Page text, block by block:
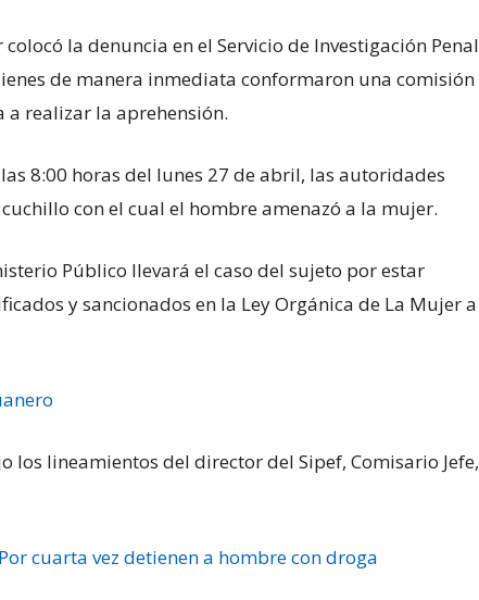
la denuncia en el Servicio de Investigación Penal
de manera inmediata conformaron una comisión
a realizar la aprehensión.
8:00 horas del lunes 27 de abril, las autoridades
con el cual el hombre amenazó a la mujer.
Público llevará el caso del sujeto por estar
y sancionados en la Ley Orgánica de La Mujer a
los lineamientos del director del Sipef, Comisario Jefe,
cuarta vez detienen a hombre con droga